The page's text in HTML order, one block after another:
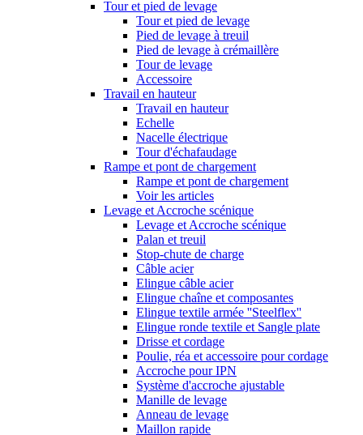
Tour et pied de levage
Tour et pied de levage
Pied de levage à treuil
Pied de levage à crémaillère
Tour de levage
Accessoire
Travail en hauteur
Travail en hauteur
Echelle
Nacelle électrique
Tour d'échafaudage
Rampe et pont de chargement
Rampe et pont de chargement
Voir les articles
Levage et Accroche scénique
Levage et Accroche scénique
Palan et treuil
Stop-chute de charge
Câble acier
Elingue câble acier
Elingue chaîne et composantes
Elingue textile armée ''Steelflex''
Elingue ronde textile et Sangle plate
Drisse et cordage
Poulie, réa et accessoire pour cordage
Accroche pour IPN
Système d'accroche ajustable
Manille de levage
Anneau de levage
Maillon rapide